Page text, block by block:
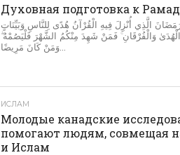
Духовная подготовка к
الَّذِي أُنْزِلَ فِيهِ الْقُرْآنُ هُدًى لِلنَّاسِ وَبَيِّنَاتٍ
وَالْفُرْقَانِ ۚ فَمَنْ شَهِدَ مِنْكُمُ الشَّهْرَ فَلْيَصُمْهُ
وَمَنْ كَانَ مَرِيضًا...
ИСЛАМ
Молодые канадские
помогают людям, совмещая
и Ислам